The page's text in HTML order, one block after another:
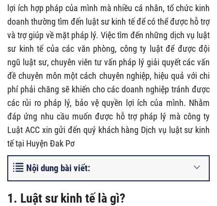
lợi ích hợp pháp của mình mà nhiều cá nhân, tổ chức kinh
doanh thường tìm đến luật sư kinh tế để có thể được hỗ trợ
và trợ giúp về mặt pháp lý. Việc tìm đến những dịch vụ luật
sư kinh tế của các văn phòng, công ty luật để được đội
ngũ luật sư, chuyên viên tư vấn pháp lý giải quyết các vấn
đề chuyên môn một cách chuyên nghiệp, hiệu quả với chi
phí phải chăng sẽ khiến cho các doanh nghiệp tránh được
các rủi ro pháp lý, bảo vệ quyền lợi ích của mình. Nhằm
đáp ứng nhu cầu muốn được hỗ trợ pháp lý mà công ty
Luật ACC xin gửi đến quý khách hàng Dịch vụ luật sư kinh
tế tại Huyện Đak Pơ
Nội dung bài viết:
1. Luật sư kinh tế là gì?